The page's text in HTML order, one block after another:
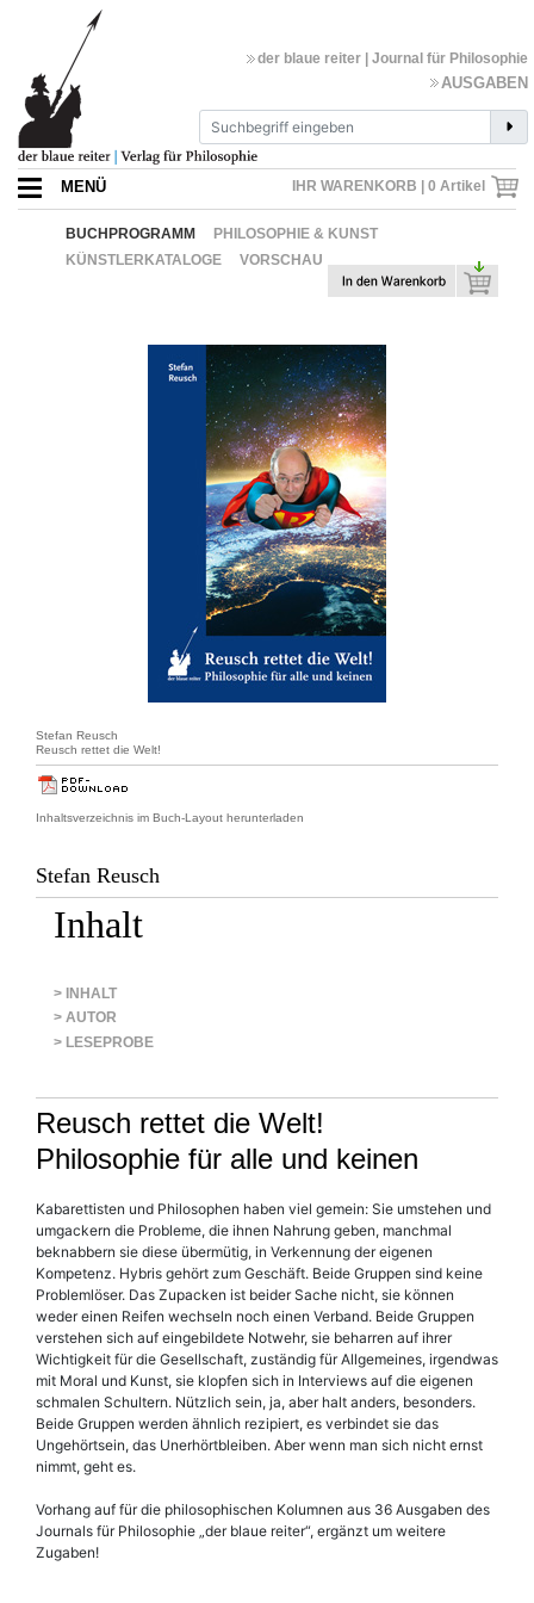
IHR WARENKORB | 0 Artikel
der blaue reiter | Journal für Philosophie
AUSGABEN
MENÜ
BUCHPROGRAMM
PHILOSOPHIE & KUNST
KÜNSTLERKATALOGE
VORSCHAU
Stefan Reusch
Reusch rettet die Welt!
Inhaltsverzeichnis im Buch-Layout herunterladen
Stefan Reusch
Inhalt
> INHALT
> AUTOR
> LESEPROBE
Reusch rettet die Welt!
Philosophie für alle und keinen
Kabarettisten und Philosophen haben viel gemein: Sie umstehen und
umgackern die Probleme, die ihnen Nahrung geben, manchmal
beknabbern sie diese übermütig, in Verkennung der eigenen
Kompetenz. Hybris gehört zum Geschäft. Beide Gruppen sind keine
Problemlöser. Das Zupacken ist beider Sache nicht, sie können
weder einen Reifen wechseln noch einen Verband. Beide Gruppen
verstehen sich auf eingebildete Notwehr, sie beharren auf ihrer
Wichtigkeit für die Gesellschaft, zuständig für Allgemeines, irgendwas
mit Moral und Kunst, sie klopfen sich in Interviews auf die eigenen
schmalen Schultern. Nützlich sein, ja, aber halt anders, besonders.
Beide Gruppen werden ähnlich rezipiert, es verbindet sie das
Ungehörtsein, das Unerhörtbleiben. Aber wenn man sich nicht ernst
nimmt, geht es.
Vorhang auf für die philosophischen Kolumnen aus 36 Ausgaben des
Journals für Philosophie „der blaue reiter“, ergänzt um weitere
Zugaben!